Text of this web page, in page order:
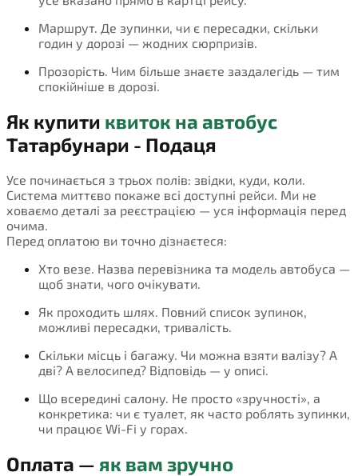
Маршрут. Де зупинки, чи є пересадки, скільки
годин у дорозі — жодних сюрпризів.
Прозорість. Чим більше знаєте заздалегідь — тим
спокійніше в дорозі.
Як купити квиток на автобус
Татарбунари - Подаця
Усе починається з трьох полів: звідки, куди, коли.
Система миттєво покаже всі доступні рейси. Ми не
ховаємо деталі за реєстрацією — уся інформація перед
очима.
Перед оплатою ви точно дізнаєтеся:
Хто везе. Назва перевізника та модель автобуса —
щоб знати, чого очікувати.
Як проходить шлях. Повний список зупинок,
можливі пересадки, тривалість.
Скільки місць і багажу. Чи можна взяти валізу? А
дві? А велосипед? Відповідь — у описі.
Що всередині салону. Не просто «зручності», а
конкретика: чи є туалет, як часто роблять зупинки,
чи працює Wi-Fi у горах.
Оплата — як вам зручно